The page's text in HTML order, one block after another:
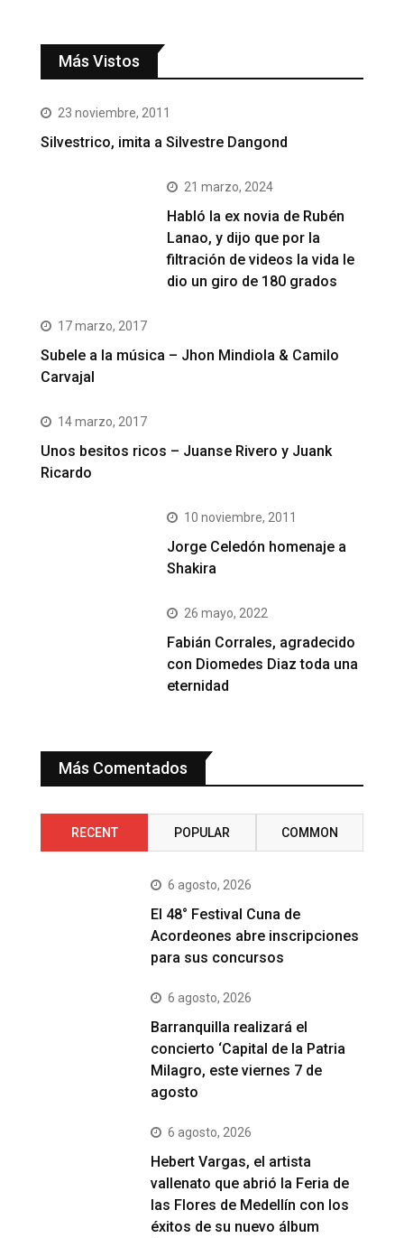
Más Vistos
23 noviembre, 2011
Silvestrico, imita a Silvestre Dangond
21 marzo, 2024
Habló la ex novia de Rubén
Lanao, y dijo que por la
filtración de videos la vida le
dio un giro de 180 grados
17 marzo, 2017
Subele a la música – Jhon Mindiola & Camilo
Carvajal
14 marzo, 2017
Unos besitos ricos – Juanse Rivero y Juank
Ricardo
10 noviembre, 2011
Jorge Celedón homenaje a
Shakira
26 mayo, 2022
Fabián Corrales, agradecido
con Diomedes Diaz toda una
eternidad
Más Comentados
RECENT POPULAR COMMON
6 agosto, 2026
El 48° Festival Cuna de
Acordeones abre inscripciones
para sus concursos
6 agosto, 2026
Barranquilla realizará el
concierto ‘Capital de la Patria
Milagro, este viernes 7 de
agosto
6 agosto, 2026
Hebert Vargas, el artista
vallenato que abrió la Feria de
las Flores de Medellín con los
éxitos de su nuevo álbum